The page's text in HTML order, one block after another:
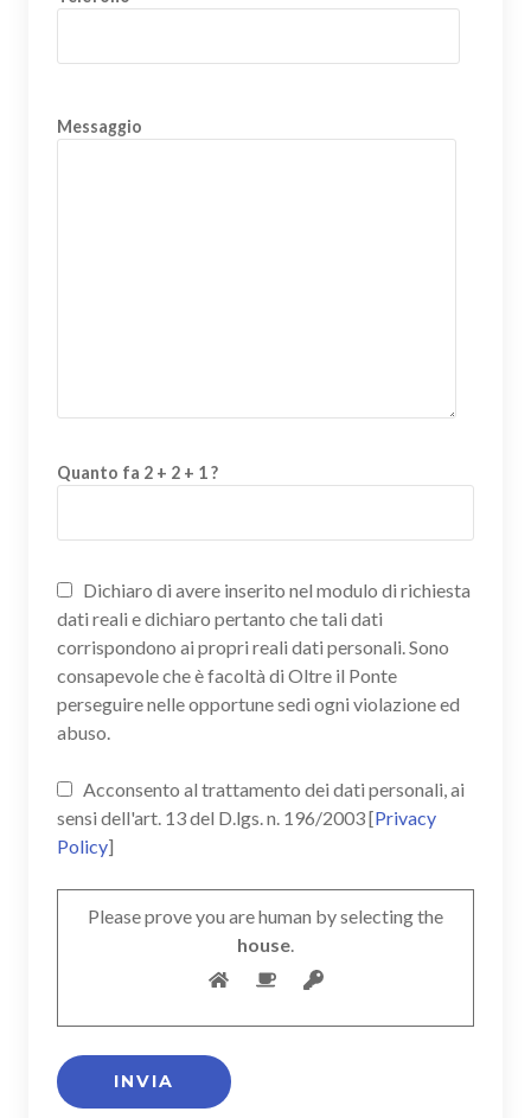
Messaggio
Quanto fa 2 + 2 + 1 ?
Dichiaro di avere inserito nel modulo di richiesta
dati reali e dichiaro pertanto che tali dati
corrispondono ai propri reali dati personali. Sono
consapevole che è facoltà di Oltre il Ponte
perseguire nelle opportune sedi ogni violazione ed
abuso.
Acconsento al trattamento dei dati personali, ai
sensi dell'art. 13 del D.lgs. n. 196/2003 [Privacy
Policy]
Please prove you are human by selecting the
house